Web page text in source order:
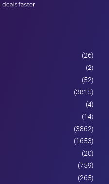
(26)
(2)
(52)
(3815)
(4)
(14)
(3862)
(1653)
(20)
(759)
(265)